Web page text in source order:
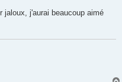
jaloux, j'aurai beaucoup aimé